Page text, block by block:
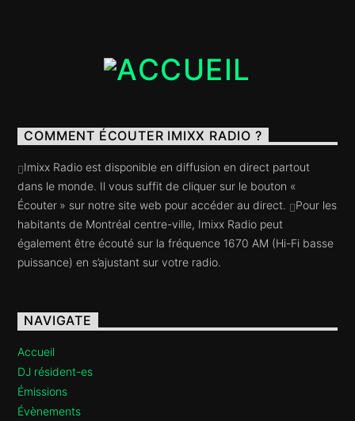
COMMENT ÉCOUTER IMIXX RADIO ?
Imixx Radio est disponible en diffusion en direct partout
dans le monde. Il vous suffit de cliquer sur le bouton «
Écouter » sur notre site web pour accéder au direct.
Pour les
habitants de Montréal centre-ville, Imixx Radio peut
également être écouté sur la fréquence 1670 AM (Hi-Fi basse
puissance) en s’ajustant sur votre radio.
NAVIGATE
Accueil
DJ résident-es
Émissions
Évènements